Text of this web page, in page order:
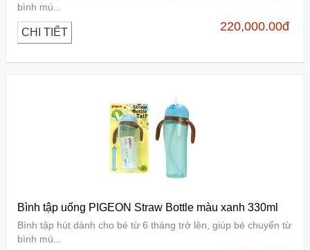
bình mú...
CHI TIẾT 220,000.00đ
Bình tập uống PIGEON Straw Bottle màu xanh 330ml
Bình tập hút dành cho bé từ 6 tháng trở lên, giúp bé chuyển từ
bình mú...